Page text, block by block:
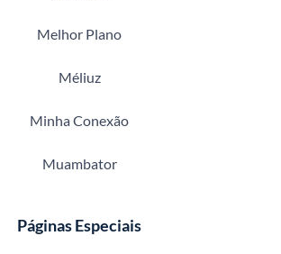
Melhor Plano
Méliuz
Minha Conexão
Muambator
Páginas Especiais